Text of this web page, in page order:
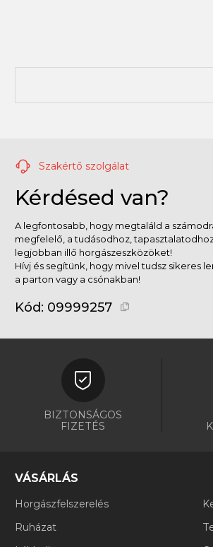
Szakértő szolgálat
Kérdésed van?
A legfontosabb, hogy megtaláld a
megfelelő, a tudásodhoz,
legjobban illő horgászeszközöket!
Hívj és segítünk, hogy mivel tudsz sikeres
a parton vagy a csónakban!
Kód: 09999257
BIZTONSÁGOS
FIZETÉS
VÁSÁRLÁS
Horgászfelszerelés
Ruházat